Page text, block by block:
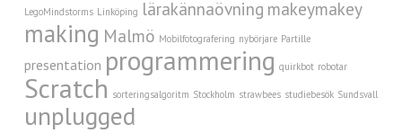
LegoMindstorms Linköping lärakännaövning makeymakey
making Malmö Mobilfotografering nybörjare Partille
presentation programmering quirkbot robotar
Scratch sorteringsalgoritm Stockholm strawbees studiebesök Sundsvall
unplugged